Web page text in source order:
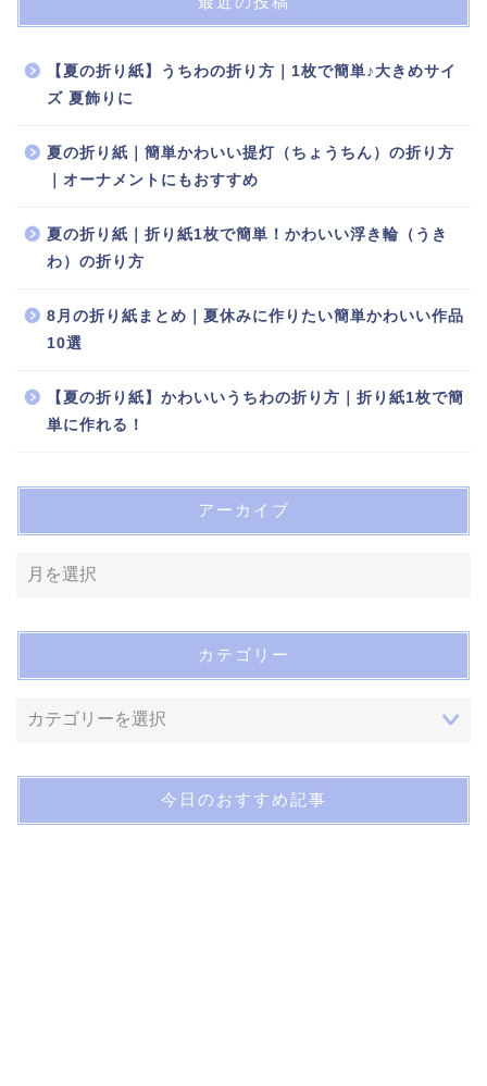
【夏の折り紙】うちわの折り方｜1枚で簡単♪大きめサイ
ズ 夏飾りに
夏の折り紙｜簡単かわいい提灯（ちょうちん）の折り方
｜オーナメントにもおすすめ
夏の折り紙｜折り紙1枚で簡単！かわいい浮き輪（うき
わ）の折り方
8月の折り紙まとめ｜夏休みに作りたい簡単かわいい作品
10選
【夏の折り紙】かわいいうちわの折り方｜折り紙1枚で簡
単に作れる！
アーカイブ
カテゴリー
今日のおすすめ記事